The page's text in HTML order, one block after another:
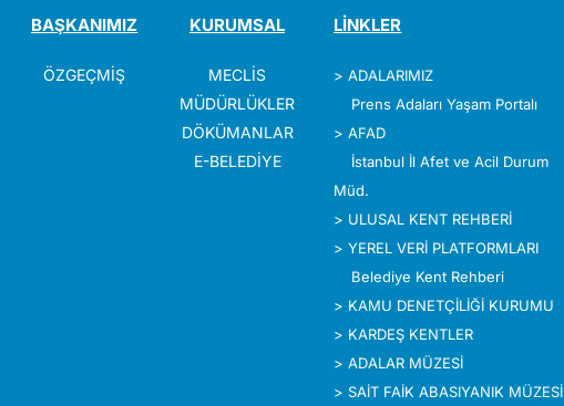
BAŞKANIMIZ
ÖZGEÇMİŞ
KURUMSAL
MECLİS
MÜDÜRLÜKLER
DÖKÜMANLAR
E-BELEDİYE
LİNKLER
>ADALARIMIZ
Prens Adaları Yaşam Portalı
>AFAD
İstanbul İl Afet ve Acil Durum
Müd.
> ULUSAL KENT REHBERİ
>YEREL VERİ PLATFORMLARI
Belediye Kent Rehberi
> KAMU DENETÇİLİĞİ KURUMU
> KARDEŞ KENTLER
>ADALAR MÜZESİ
>SAİT FAİK ABASIYANIK MÜZESİ